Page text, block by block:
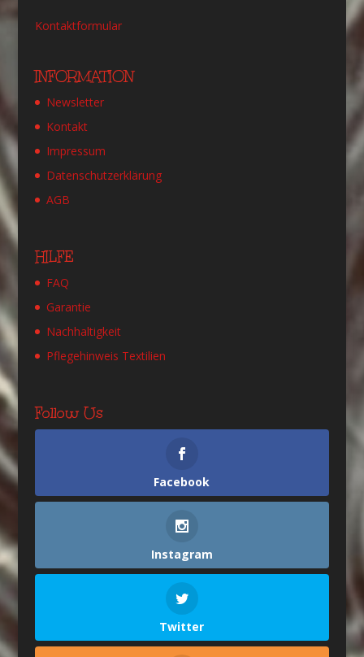
Kontaktformular
INFORMATION
Newsletter
Kontakt
Impressum
Datenschutzerklärung
AGB
HILFE
FAQ
Garantie
Nachhaltigkeit
Pflegehinweis Textilien
Follow Us
Facebook
Instagram
Twitter